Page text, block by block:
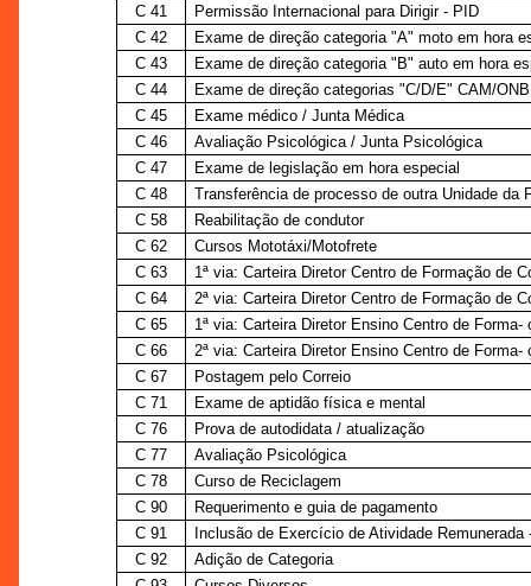
C 41
Permissão Internacional para Dirigir - PID
C 42
Exame de direção categoria "A" moto em hora
C 43
Exame de direção categoria "B" auto em hora
C 44
Exame de direção categorias "C/D/E" CAM/
C 45
Exame médico / Junta Médica
C 46
Avaliação Psicológica / Junta Psicológica
C 47
Exame de legislação em hora especial
C 48
Transferência de processo de outra Unidade da
C 58
Reabilitação de condutor
C 62
Cursos Mototáxi/Motofrete
C 63
1ª via: Carteira Diretor Centro de Formação de
C 64
2ª via: Carteira Diretor Centro de Formação de
C 65
1ª via: Carteira Diretor Ensino Centro de Forma-
C 66
2ª via: Carteira Diretor Ensino Centro de Forma-
C 67
Postagem pelo Correio
C 71
Exame de aptidão física e mental
C 76
Prova de autodidata / atualização
C 77
Avaliação Psicológica
C 78
Curso de Reciclagem
C 90
Requerimento e guia de pagamento
C 91
Inclusão de Exercício de Atividade Remunerada
C 92
Adição de Categoria